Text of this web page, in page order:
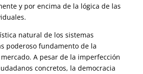
y por encima de la lógica de las
natural de los sistemas
poderoso fundamento de la
A pesar de la imperfección
concretos, la democracia